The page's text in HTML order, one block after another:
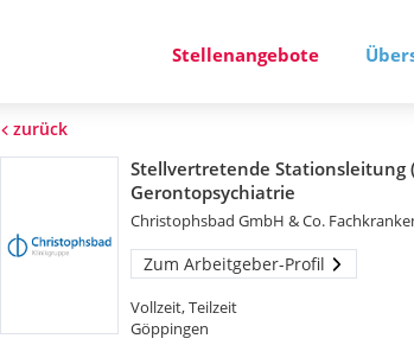
Stellenangebote
zurück
Stellvertretende Stationsleitung
Gerontopsychiatrie
Christophsbad GmbH & Co.
Zum Arbeitgeber-Profil
Vollzeit, Teilzeit
Göppingen